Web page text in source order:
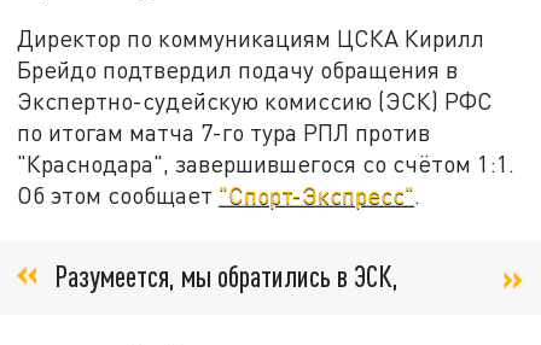
Директор по коммуникациям ЦСКА Кирилл
Брейдо подтвердил подачу обращения в
Экспертно-судейскую комиссию (ЭСК) РФС
по итогам матча 7-го тура РПЛ против
"Краснодара", завершившегося со счётом 1:1.
Об этом сообщает "Спорт-Экспресс".
Разумеется, мы обратились в ЭСК,